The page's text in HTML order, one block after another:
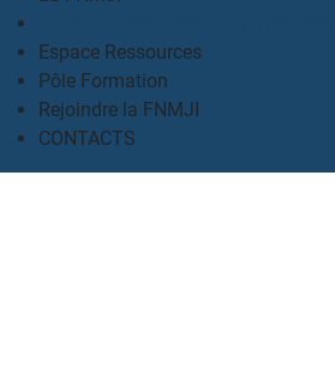
Espace Ressources
Pôle Formation
Rejoindre la FNMJI
CONTACTS